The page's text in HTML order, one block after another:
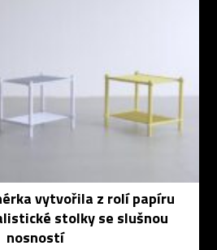
vytvořila z rolí papíru
stolky se slušnou
nosností